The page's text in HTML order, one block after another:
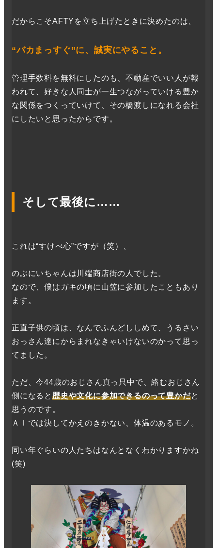
だからこそAFTYを立ち上げたときに決めたのは、
“バカまっすぐ”に、誠実にやること。
管理手数料を無料にしたのも、不動産でいい人が報
われて、好きな人同士が一生つながっていける豊か
な関係をつくっていけて、その橋渡しになれる会社
にしたいと思ったからです。
そして最後に……
これは“すけべ心”ですが（笑）、
のぶにいちゃんは川端商店街の人でした。
なので、僕はガキの頃に山笠に参加したこともあり
ます。
正直子供の頃は、なんでふんどししめて、うるさい
おっさん達にからまれなきゃいけないのかって思っ
てました。
ただ、今44歳のおじさん真っ只中で、絡むおじさん
側になると 歴史や文化に参加できるのって豊かだと
思うのです。
ＡＩでは決してかえのきかない、体温のあるモノ。
同い年ぐらいの人たちはなんとなくわかりますかね
(笑)